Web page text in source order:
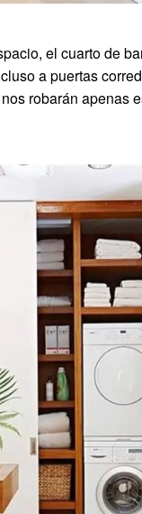
el cuarto de
a puertas
robarán apenas